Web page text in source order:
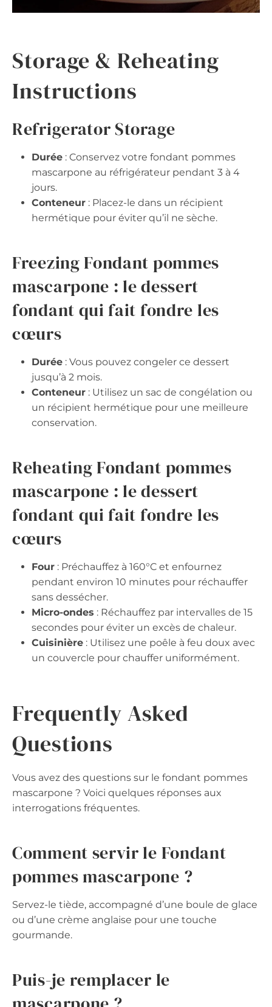
Storage & Reheating
Instructions
Refrigerator Storage
Durée : Conservez votre fondant pommes
mascarpone au réfrigérateur pendant 3 à 4
jours.
Conteneur : Placez-le dans un récipient
hermétique pour éviter qu’il ne sèche.
Freezing Fondant pommes
mascarpone : le dessert
fondant qui fait fondre les
cœurs
Durée : Vous pouvez congeler ce dessert
jusqu’à 2 mois.
Conteneur : Utilisez un sac de congélation ou
un récipient hermétique pour une meilleure
conservation.
Reheating Fondant pommes
mascarpone : le dessert
fondant qui fait fondre les
cœurs
Four : Préchauffez à 160°C et enfournez
pendant environ 10 minutes pour réchauffer
sans dessécher.
Micro-ondes : Réchauffez par intervalles de 15
secondes pour éviter un excès de chaleur.
Cuisinière : Utilisez une poêle à feu doux avec
un couvercle pour chauffer uniformément.
Frequently Asked
Questions
Vous avez des questions sur le fondant pommes
mascarpone ? Voici quelques réponses aux
interrogations fréquentes.
Comment servir le Fondant
pommes mascarpone ?
Servez-le tiède, accompagné d’une boule de glace
ou d’une crème anglaise pour une touche
gourmande.
Puis-je remplacer le